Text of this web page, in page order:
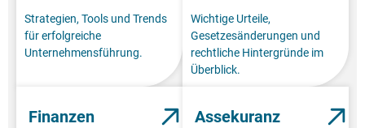
Strategien, Tools und Trends
für erfolgreiche
Unternehmensführung.
Wichtige Urteile,
Gesetzesänderungen und
rechtliche Hintergründe im
Überblick.
Finanzen Assekuranz